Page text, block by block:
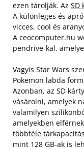
ezen tárolják. Az SD
A különleges és
vicces, cool és
A ceocomputer.hu
pendrive-kal,
Vagyis Star Wars
Pokemon labda
Azonban, az SD
vásárolni, amelyek
valamilyen
amelyekben
többféle
mint 128 GB-ak is